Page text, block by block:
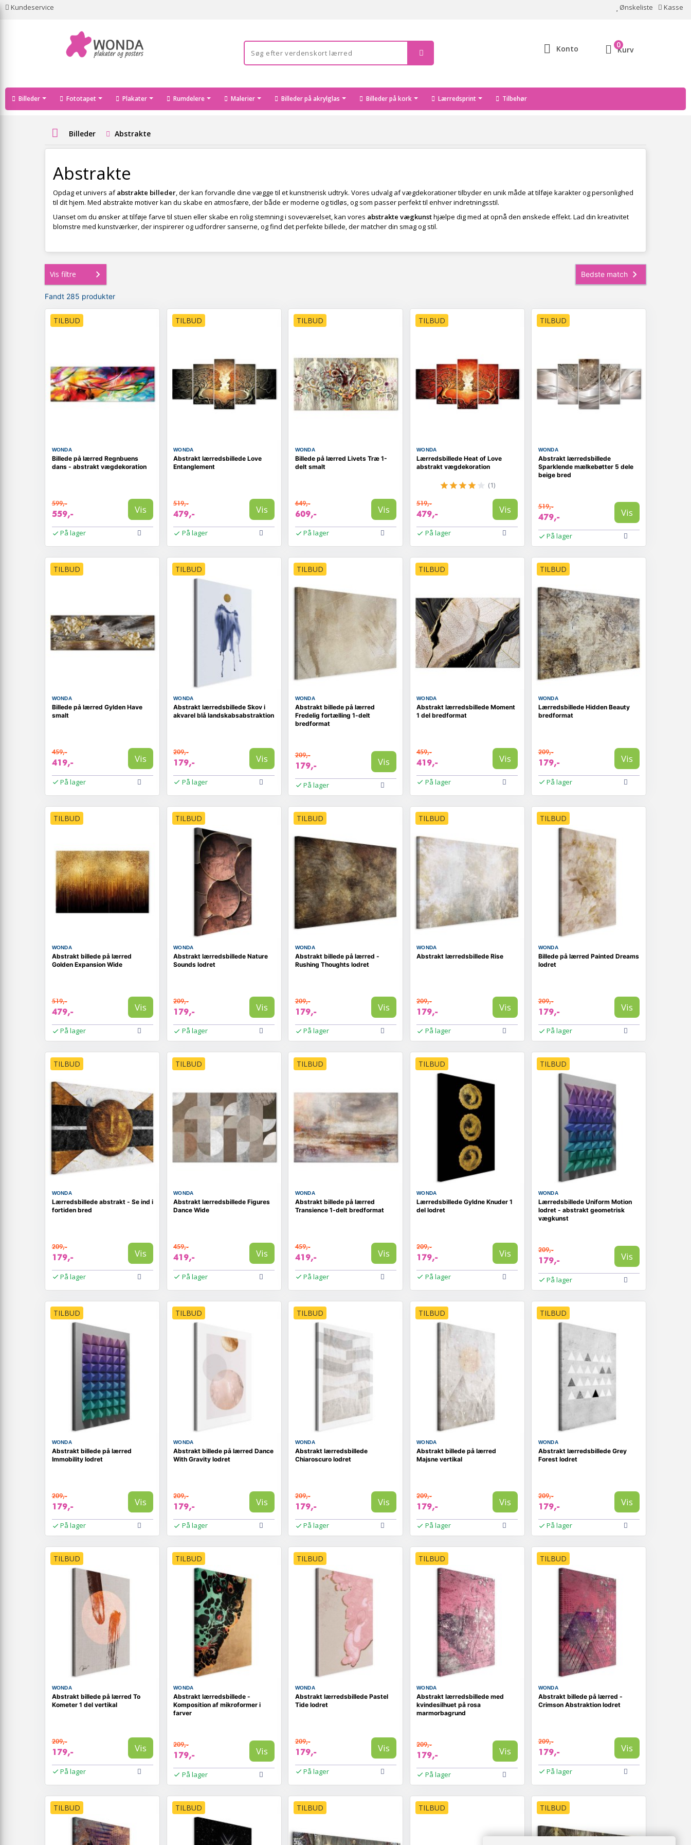
Kundeservice Ønskeliste Kasse
Konto Kurv
0
Billeder Fototapet Plakater Rumdelere Malerier Billeder på akrylglas Billeder på kork Lærredsprint Tilbehør
Billeder Abstrakte
Abstrakte
Opdag et univers afabstrakte billeder, der kan forvandle dine vægge til et kunstnerisk udtryk. Vores udvalg af vægdekorationer tilbyder en unik måde at tilføje karakter og personlighed
til dit hjem. Med abstrakte motiver kan du skabe en atmosfære, der både er moderne og tidløs, og som passer perfekt til enhver indretningsstil.
Uanset om du ønsker at tilføje farve til stuen eller skabe en rolig stemning i soveværelset, kan vores abstrakte vægkunsthjælpe dig med at opnå den ønskede effekt. Lad din kreativitet
blomstre med kunstværker, der inspirerer og udfordrer sanserne, og find det perfekte billede, der matcher din smag og stil.
Vis filtre
Fandt 285 produkter
TILBUD
WONDA
Billede på lærred Regnbuens
dans - abstrakt vægdekoration
599,-
559,- Vis
På lager
TILBUD
WONDA
Abstrakt lærredsbillede Love
Entanglement
519,-
479,- Vis
På lager
TILBUD
WONDA
Billede på lærred Livets Træ 1-
delt smalt
649,-
609,- Vis
På lager
TILBUD
WONDA
Lærredsbillede Heat of Love
abstrakt vægdekoration
(1)
519,-
479,- Vis
På lager
TILBUD
WONDA
Abstrakt lærredsbillede
Sparklende mælkebøtter 5 dele
beige bred
519,-
479,- Vis
På lager
TILBUD
WONDA
Billede på lærred Gylden Have
smalt
459,-
419,- Vis
På lager
TILBUD
WONDA
Abstrakt lærredsbillede Skov i
akvarel blå landskabsabstraktion
209,-
179,- Vis
På lager
TILBUD
WONDA
Abstrakt billede på lærred
Fredelig fortælling 1-delt
bredformat
209,-
179,- Vis
På lager
TILBUD
WONDA
Abstrakt lærredsbillede Moment
1 del bredformat
459,-
419,- Vis
På lager
TILBUD
WONDA
Lærredsbillede Hidden Beauty
bredformat
209,-
179,- Vis
På lager
TILBUD
WONDA
Abstrakt billede på lærred
Golden Expansion Wide
519,-
479,- Vis
På lager
TILBUD
WONDA
Abstrakt lærredsbillede Nature
Sounds lodret
209,-
179,- Vis
På lager
TILBUD
WONDA
Abstrakt billede på lærred -
Rushing Thoughts lodret
209,-
179,- Vis
På lager
TILBUD
WONDA
Abstrakt lærredsbillede Rise
209,-
179,- Vis
På lager
TILBUD
WONDA
Billede på lærred Painted Dreams
lodret
209,-
179,- Vis
På lager
TILBUD
WONDA
Lærredsbillede abstrakt - Se ind i
fortiden bred
209,-
179,- Vis
På lager
TILBUD
WONDA
Abstrakt lærredsbillede Figures
Dance Wide
459,-
419,- Vis
På lager
TILBUD
WONDA
Abstrakt billede på lærred
Transience 1-delt bredformat
459,-
419,- Vis
På lager
TILBUD
WONDA
Lærredsbillede Gyldne Knuder 1
del lodret
209,-
179,- Vis
På lager
TILBUD
WONDA
Lærredsbillede Uniform Motion
lodret - abstrakt geometrisk
vægkunst
209,-
179,- Vis
På lager
TILBUD
WONDA
Abstrakt billede på lærred
Immobility lodret
209,-
179,- Vis
På lager
TILBUD
WONDA
Abstrakt billede på lærred Dance
With Gravity lodret
209,-
179,- Vis
På lager
TILBUD
WONDA
Abstrakt lærredsbillede
Chiaroscuro lodret
209,-
179,- Vis
På lager
TILBUD
WONDA
Abstrakt billede på lærred
Majsne vertikal
209,-
179,- Vis
På lager
TILBUD
WONDA
Abstrakt lærredsbillede Grey
Forest lodret
209,-
179,- Vis
På lager
TILBUD
WONDA
Abstrakt billede på lærred To
Kometer 1 del vertikal
209,-
179,- Vis
På lager
TILBUD
WONDA
Abstrakt lærredsbillede -
Komposition af mikroformer i
farver
209,-
179,- Vis
På lager
TILBUD
WONDA
Abstrakt lærredsbillede Pastel
Tide lodret
209,-
179,- Vis
På lager
TILBUD
WONDA
Abstrakt lærredsbillede med
kvindesilhuet på rosa
marmorbagrund
209,-
179,- Vis
På lager
TILBUD
WONDA
Abstrakt billede på lærred -
Crimson Abstraktion lodret
209,-
179,- Vis
På lager
TILBUD TILBUD TILBUD TILBUD TILBUD